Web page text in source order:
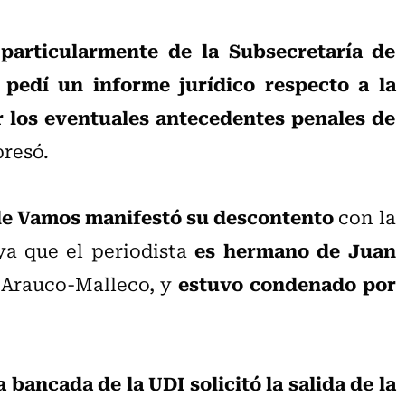
de la Subsecretaría de
un informe jurídico respecto a la
eventuales antecedentes penales de
Vamos manifestó su descontentocon la
que el periodistaes hermano de Juan
Malleco, yestuvo condenado por
bancada de la UDI solicitó la salida de la